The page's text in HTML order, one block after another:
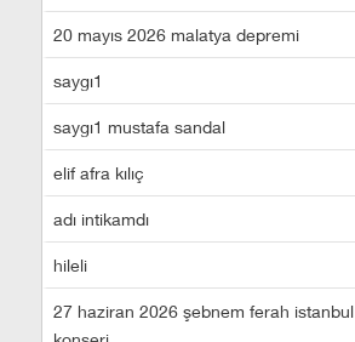
20 mayıs 2026 malatya depremi
saygı1
saygı1 mustafa sandal
elif afra kılıç
adı intikamdı
hileli
27 haziran 2026 şebnem ferah istanbul